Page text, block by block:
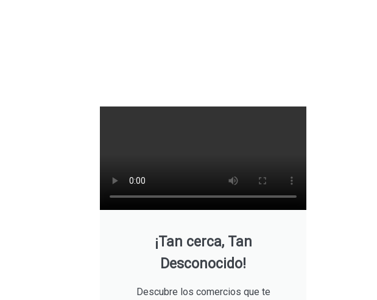
¡Tan cerca, Tan
Desconocido!
Descubre los comercios que te